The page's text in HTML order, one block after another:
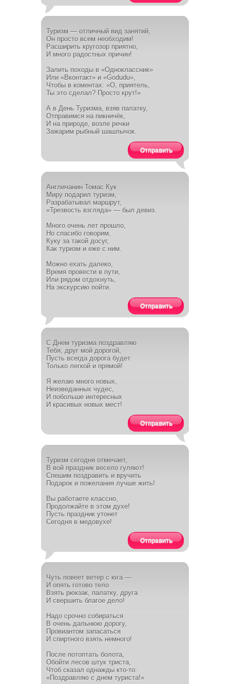
Туризм — отличный вид занятий,
Он просто всем необходим!
Расширить кругозор приятно,
И много радостных причин!
Залить походы в «Одноклассник»
Или «Вконтакт» и «Godudu»,
Чтобы в коментах: «О, приятель,
Ты это сделал? Просто крут!»
А в День Туризма, взяв палатку,
Отправимся на пикничёк,
И на природе, возле речки
Зажарим рыбный шашлычок.
Отправить
Англичанин Томас Кук
Миру подарил туризм,
Разрабатывал маршрут,
«Трезвость взгляда» — был девиз.
Много очень лет прошло,
Но спасибо говорим,
Куку за такой досуг,
Как туризм и еже с ним.
Можно ехать далеко,
Время провести в пути,
Или рядом отдохнуть,
На экскурсию пойти.
Отправить
С Днем туризма поздравляю
Тебя, друг мой дорогой,
Пусть всегда дорога будет
Только легкой и прямой!
Я желаю много новых,
Неизведанных чудес,
И побольше интересных
И красивых новых мест!
Отправить
Туризм сегодня отмечает,
В вой праздник весело гуляют!
Спешим поздравить и вручить
Подарок и пожелания лучше жить!
Вы работаете классно,
Продолжайте в этом духе!
Пусть праздник утонет
Сегодня в медовухе!
Отправить
Чуть повеет ветер с юга —
И опять готово тело
Взять рюкзак, палатку, друга
И свершить благое дело!
Надо срочно собираться
В очень дальнюю дорогу,
Провиантом запасаться
И спиртного взять немного!
После потоптать болота,
Обойти лесов штук триста,
Чтоб сказал однажды кто-то:
«Поздравляю с днем туриста!»